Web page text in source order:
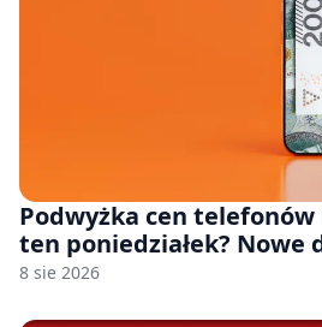
Podwyżka cen telefonów
ten poniedziałek? Nowe
8 sie 2026